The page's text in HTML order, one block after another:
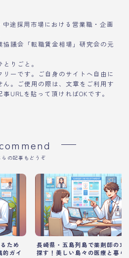
中途採用市場における営業職・企画
議会「転職賃金相場」研究会の元
りごと。
ーです。ご自身のサイトへ自由に
。ご使用の際は、文章をご利用す
URLを貼って頂ければOKです。
らの記事もどうぞ
ため
的ガイ
長崎県・五島列島で薬剤師の求
探す！美しい島々の医療と暮ら